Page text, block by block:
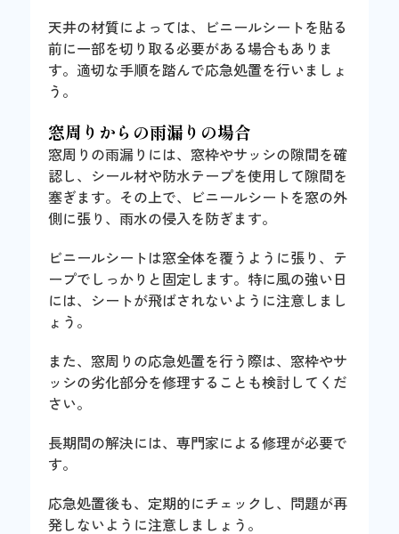
天井の材質によっては、ビニールシートを貼る
前に一部を切り取る必要がある場合もありま
す。適切な手順を踏んで応急処置を行いましょ
う。
窓周りからの雨漏りの場合
窓周りの雨漏りには、窓枠やサッシの隙間を確
認し、シール材や防水テープを使用して隙間を
塞ぎます。その上で、ビニールシートを窓の外
側に張り、雨水の侵入を防ぎます。
ビニールシートは窓全体を覆うように張り、テ
ープでしっかりと固定します。特に風の強い日
には、シートが飛ばされないように注意しまし
ょう。
また、窓周りの応急処置を行う際は、窓枠やサ
ッシの劣化部分を修理することも検討してくだ
さい。
長期間の解決には、専門家による修理が必要で
す。
応急処置後も、定期的にチェックし、問題が再
発しないように注意しましょう。